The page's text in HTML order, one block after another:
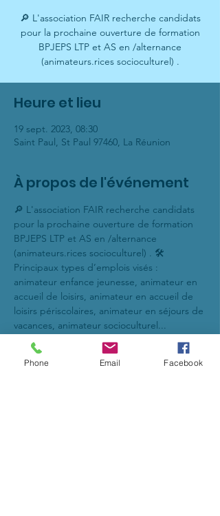
🔎 L'association FAIR recherche candidats
pour la prochaine ouverture de formation
BPJEPS LTP et AS en /alternance
(animateurs.rices socioculturel) .
Heure et lieu
19 sept. 2023, 08:30
Saint Paul, St Paul 97460, La Réunion
À propos de l'événement
🔎 L'association FAIR recherche candidats
pour la prochaine ouverture de formation
BPJEPS LTP et AS en /alternance
(animateurs.rices socioculturel) . 🛠
Principaux types d’emplois visés :
animateur enfance jeunesse, animateur en
accueil de loisirs, animateur en accueil de
loisirs périscolaires, animateur en séjours de
vacances, animateur socioculturel...
💼 L’Animateur.rice travaille principalement
dans les accueils collectifs de mineurs
(accueils périscolaires, accueils de loisirs,
Phone Email Facebook